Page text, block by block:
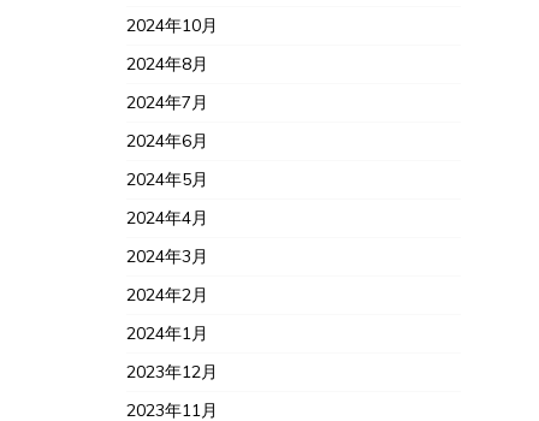
2024年10月
2024年8月
2024年7月
2024年6月
2024年5月
2024年4月
2024年3月
2024年2月
2024年1月
2023年12月
2023年11月